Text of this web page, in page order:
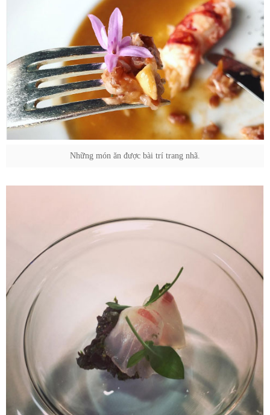
Những món ăn được bài trí trang nhã.